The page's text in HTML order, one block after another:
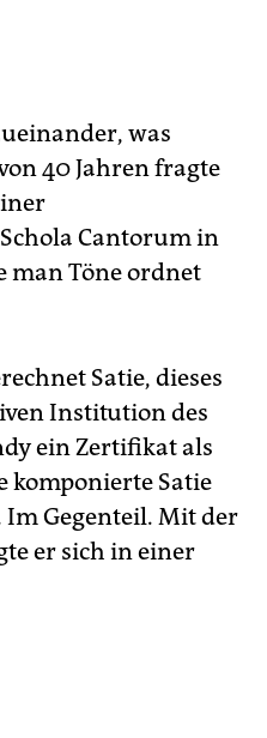
was
40 Jahren fragte
Cantorum in
man Töne ordnet
Satie, dieses
Institution des
ein Zertifikat als
komponierte Satie
Im Gegenteil. Mit der
er sich in einer